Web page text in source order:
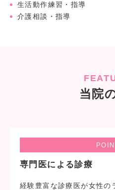
生活動作練習・指導
介護相談・指導
当院
専門医による診療
経験豊富な診療医が女性の